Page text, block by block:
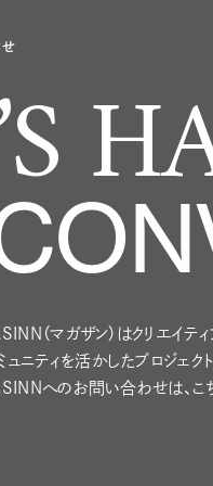
（マガザン）はクリエイテ
ュニティを活かしたプロジェク
へのお問い合わせは、こ